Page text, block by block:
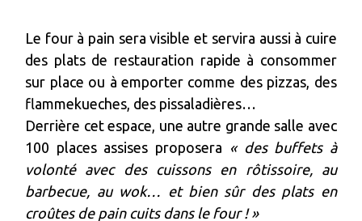
Le four à pain sera visible et servira aussi à cuire
des plats de restauration rapide à consommer
sur place ou à emporter comme des pizzas, des
flammekueches, des pissaladières…
Derrière cet espace, une autre grande salle avec
100 places assises proposera « des buffets à
volonté avec des cuissons en rôtissoire, au
barbecue, au wok… et bien sûr des plats en
croûtes de pain cuits dans le four ! »